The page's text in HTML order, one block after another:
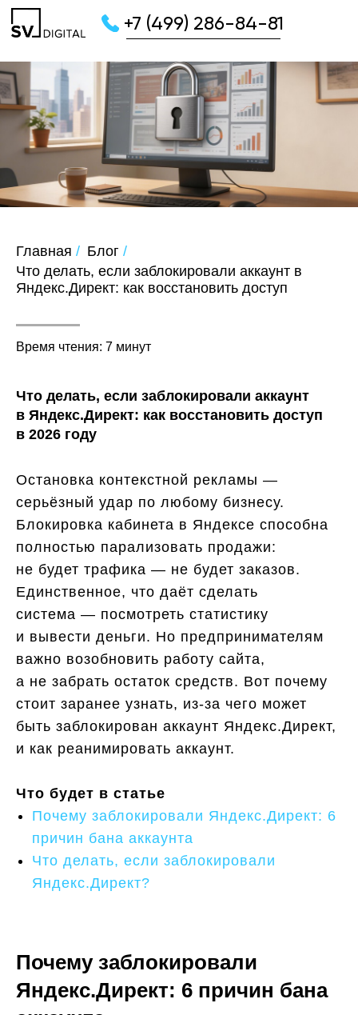
+7 (499) 286-84-81
Главная / Блог /
Что делать, если заблокировали аккаунт в
Яндекс.Директ: как восстановить доступ
Время чтения: 7 минут
Что делать, если заблокировали аккаунт
в Яндекс.Директ: как восстановить доступ
в 2026 году
Остановка контекстной рекламы —
серьёзный удар по любому бизнесу.
Блокировка кабинета в Яндексе способна
полностью парализовать продажи:
не будет трафика — не будет заказов.
Единственное, что даёт сделать
система — посмотреть статистику
и вывести деньги. Но предпринимателям
важно возобновить работу сайта,
а не забрать остаток средств. Вот почему
стоит заранее узнать, из-за чего может
быть заблокирован аккаунт Яндекс.Директ,
и как реанимировать аккаунт.
Что будет в статье
Почему заблокировали Яндекс.Директ: 6
причин бана аккаунта
Что делать, если заблокировали
Яндекс.Директ?
Почему заблокировали
Яндекс.Директ: 6 причин бана